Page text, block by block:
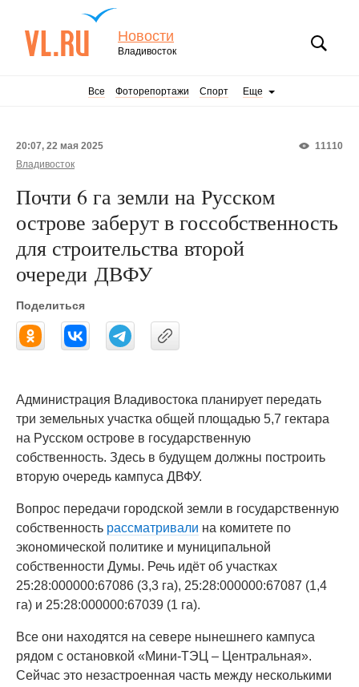
Новости
Владивосток
Все Фоторепортажи Спорт Еще
11110
20:07, 22 мая 2025
Владивосток
Почти 6 га земли на Русском
острове заберут в госсобственность
для строительства второй
очереди ДВФУ
Поделиться
Администрация Владивостока планирует передать
три земельных участка общей площадью 5,7 гектара
на Русском острове в государственную
собственность. Здесь в будущем должны построить
вторую очередь кампуса ДВФУ.
Вопрос передачи городской земли в государственную
собственность рассматривали на комитете по
экономической политике и муниципальной
собственности Думы. Речь идёт об участках
25:28:000000:67086 (3,3 га), 25:28:000000:67087 (1,4
га) и 25:28:000000:67039 (1 га).
Все они находятся на севере нынешнего кампуса
рядом с остановкой «Мини-ТЭЦ – Центральная».
Сейчас это незастроенная часть между несколькими